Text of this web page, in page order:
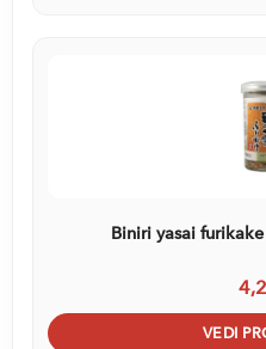
Biniri yasai
VEDI